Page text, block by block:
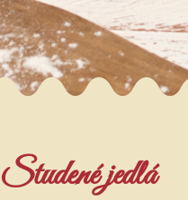
Studené jedlá